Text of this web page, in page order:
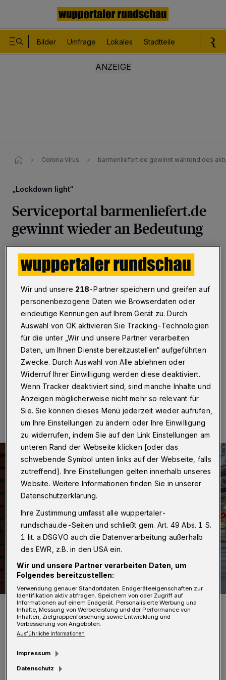
Bilder Umfrage Lokales Stadtteile
Corona Virus barmenliefert.de gewinnt während des
„Lockdown light“
Serviceportal barmenliefert.de
gewinnt wieder an Bedeutung
Wuppertal·BarmenUrban, das seit Jahresbeginn im
Auftrag der Stadt Wuppertal tätige Büro für
Innenstadtentwicklung, hatte bereits bei der Corona-
bedingten Schließung von Einzelhandels- und
Gastronomiebetrieben im Frühjahr ein Internetportal
eingerichtet, auf welchem Kunden und Bürger Services
sowohl der Barmer Geschäftswelt als auch von
Institutionen, Initiativen und Freiberuflern finden
können. Aufgrund der erneuten Einschränkungen
kommt der Internetseite wieder eine erhöhte Bedeutung
zu.
04.11.2020 , 14:00 Uhr Eine Minute Lesezeit
Die Fußgängerzone in Wuppertal-Barmen während des Lockdowns
im März 2020.
Foto: Christoph Petersen
Wir und unsere 218-Partner speichern und greifen auf
personenbezogene Daten wie Browserdaten oder
eindeutige Kennungen auf Ihrem Gerät zu. Durch
Auswahl von OK aktivieren Sie Tracking-Technologien
für die unter „Wir und unsere Partner verarbeiten
Daten, um Ihnen Dienste bereitzustellen“ aufgeführten
Zwecke. Durch Auswahl von Alle ablehnen oder
Widerruf Ihrer Einwilligung werden diese deaktiviert.
Wenn Tracker deaktiviert sind, sind manche Inhalte und
Anzeigen möglicherweise nicht mehr so relevant für
Sie. Sie können dieses Menü jederzeit wieder aufrufen,
um Ihre Einstellungen zu ändern oder Ihre Einwilligung
zu widerrufen, indem Sie auf den Link Einstellungen am
unteren Rand der Webseite klicken [oder das
schwebende Symbol unten links auf der Webseite, falls
zutreffend]. Ihre Einstellungen gelten innerhalb unseres
Website. Weitere Informationen finden Sie in unserer
Datenschutzerklärung.
Ihre Zustimmung umfasst alle wuppertaler-
rundschau.de-Seiten und schließt gem. Art. 49 Abs. 1 S.
1 lit. a DSGVO auch die Datenverarbeitung außerhalb
des EWR, z.B. in den USA ein.
Wir und unsere Partner verarbeiten Daten, um
Folgendes bereitzustellen:
Verwendung genauer Standortdaten. Endgeräteeigenschaften zur
Identifikation aktiv abfragen. Speichern von oder Zugriff auf
Informationen auf einem Endgerät. Personalisierte Werbung und
Inhalte, Messung von Werbeleistung und der Performance von
Inhalten, Zielgruppenforschung sowie Entwicklung und
Verbesserung von Angeboten.
Ausführliche Informationen
Impressum
Datenschutz